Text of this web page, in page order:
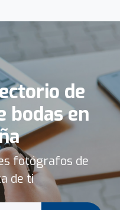
de
bodas en
fotógrafos de
de ti